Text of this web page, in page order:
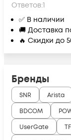
Ответов:1
✅ В наличии
🚚 Доставка
🔥 Скидки до
Бренды
SNR Arista
BDCOM
UserGate